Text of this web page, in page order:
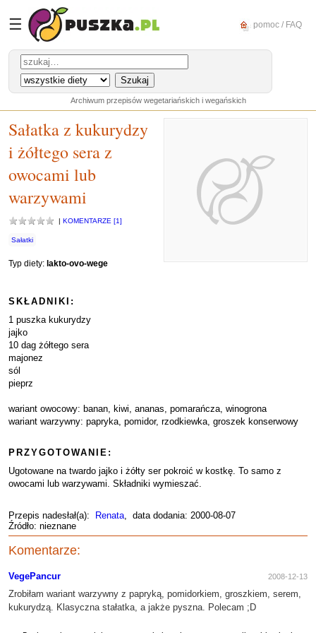
☰ pomoc / FAQ
Archiwum przepisów wegetariańskich i wegańskich
Sałatka z kukurydzy
i żółtego sera z
owocami lub
warzywami
| KOMENTARZE [1]
Sałatki
Typ diety: lakto-ovo-wege
SKŁADNIKI:
1 puszka kukurydzy
jajko
10 dag żółtego sera
majonez
sól
pieprz
wariant owocowy: banan, kiwi, ananas, pomarańcza, winogrona
wariant warzywny: papryka, pomidor, rzodkiewka, groszek konserwowy
PRZYGOTOWANIE:
Ugotowane na twardo jajko i żółty ser pokroić w kostkę. To samo z
owocami lub warzywami. Składniki wymieszać.
Przepis nadesłał(a): Renata, data dodania: 2000-08-07
Źródło: nieznane
Komentarze:
VegePancur 2008-12-13
Zrobiłam wariant warzywny z papryką, pomidorkiem, groszkiem, serem,
kukurydzą. Klasyczna stałatka, a jakże pyszna. Polecam ;D